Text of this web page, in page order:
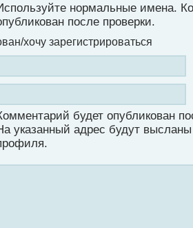
нормальные имена.
после проверки.
хочу зарегистрироваться
будет опубликован
указанный адрес будут